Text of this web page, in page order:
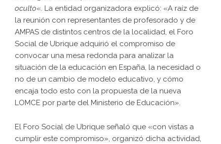
oculto«. La entidad organizadora explicó: «A raíz de
la reunión con representantes de profesorado y de
AMPAS de distintos centros de la localidad, el Foro
Social de Ubrique adquirió el compromiso de
convocar una mesa redonda para analizar la
situación de la educación en España, la necesidad o
no de un cambio de modelo educativo, y cómo
encaja todo esto con la propuesta de la nueva
LOMCE por parte del Ministerio de Educación».
El Foro Social de Ubrique señaló que «con vistas a
cumplir este compromiso», organizó dicha actividad,